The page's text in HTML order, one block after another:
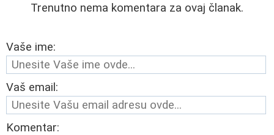
Trenutno nema komentara za ovaj članak.
Vaše ime:
Vaš email:
Komentar: